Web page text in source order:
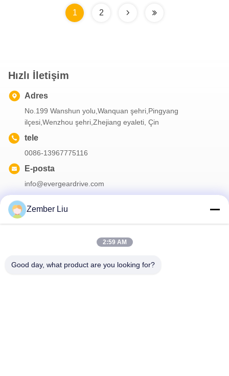
1 2
Hızlı İletişim
Adres
No.199 Wanshun yolu,Wanquan şehri,Pingyang
ilçesi,Wenzhou şehri,Zhejiang eyaleti, Çin
tele
0086-13967775116
E-posta
info@evergeardrive.com
Zember Liu
2:59 AM
Good day, what product are you looking for?